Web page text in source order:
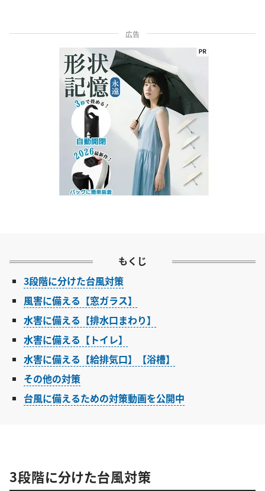
広告
もくじ
3段階に分けた台風対策
風害に備える【窓ガラス】
水害に備える【排水口まわり】
水害に備える【トイレ】
水害に備える【給排気口】【浴槽】
その他の対策
台風に備えるための対策動画を公開中
3段階に分けた台風対策